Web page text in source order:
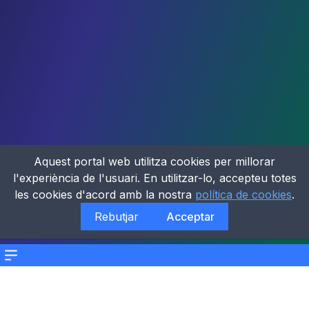
Menu
Aquest portal web utilitza cookies per millorar
l'experiència de l'usuari. En utilitzar-lo, accepteu totes
les cookies d'acord amb la nostra política de cookies.
Rebutjar
Acceptar